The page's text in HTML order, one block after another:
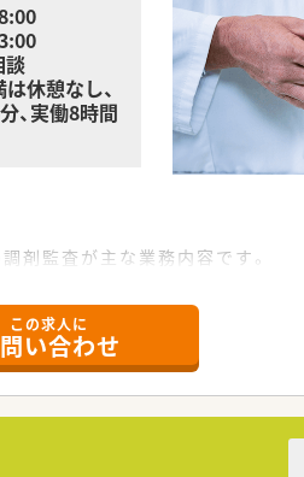
談
休憩なし、
、実働8時間
剤監査が主な業務内容です。
ざいます。
この求人に
い合わせ